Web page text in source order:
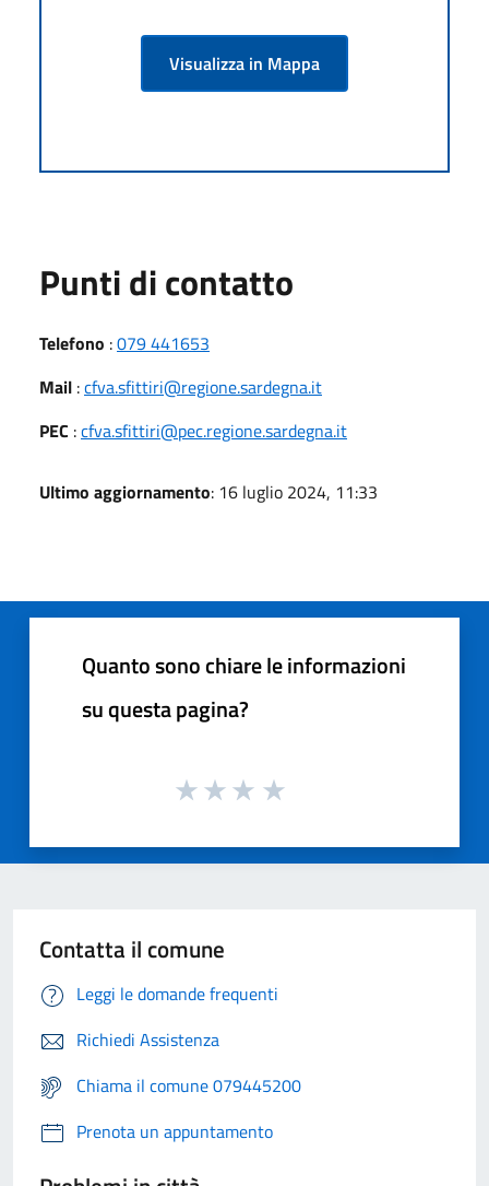
Visualizza in Mappa
Punti di contatto
Telefono :079 441653
Mail :cfva.sfittiri@regione.sardegna.it
PEC :cfva.sfittiri@pec.regione.sardegna.it
Ultimo aggiornamento: 16 luglio 2024, 11:33
Quanto sono chiare le informazioni
su questa pagina?
Contatta il comune
Leggi le domande frequenti
Richiedi Assistenza
Chiama il comune 079445200
Prenota un appuntamento